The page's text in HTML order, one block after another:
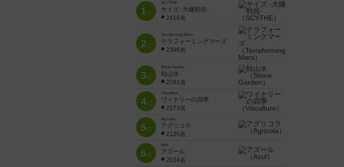
1位
SCYTHE
サイズ -大鎌戦役-
2416名
2位
Terraforming Mars
テラフォーミングマーズ
2396名
3位
Stone Garden
枯山水
2281名
4位
Viticulture
ワイナリーの四季
2273名
5位
Agricola
アグリコラ
2120名
6位
Azul
アズール
2034名